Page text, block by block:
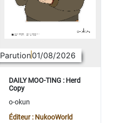
Parution01/08/2026
DAILY MOO-TING : Herd
Copy
o-okun
Éditeur : NukooWorld